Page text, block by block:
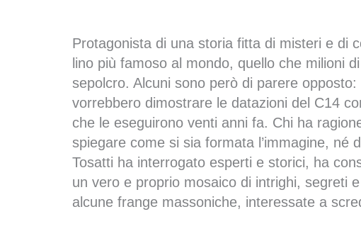
Protagonista di una storia fitta di misteri e di
lino più famoso al mondo, quello che milioni
sepolcro. Alcuni sono però di parere
vorrebbero dimostrare le datazioni del C14
che le eseguirono venti anni fa. Chi ha
spiegare come si sia formata l’immagine,
Tosatti ha interrogato esperti e storici, ha
un vero e proprio mosaico di intrighi, segreti
alcune frange massoniche, interessate a